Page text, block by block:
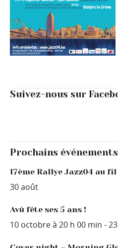
Suivez-nous sur
Prochains événements
17ème Rallye Jazz04 au fil
30 août
Avû fête ses 5 ans !
10 octobre à 20 h 00 min -